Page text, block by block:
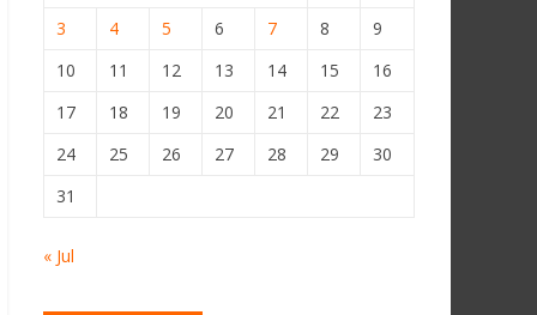
3
4 5 6 7 8
9
10
11 12 13 14 15
16
17
18 19 20 21 22
23
24
25 26 27 28 29
30
31
« Jul